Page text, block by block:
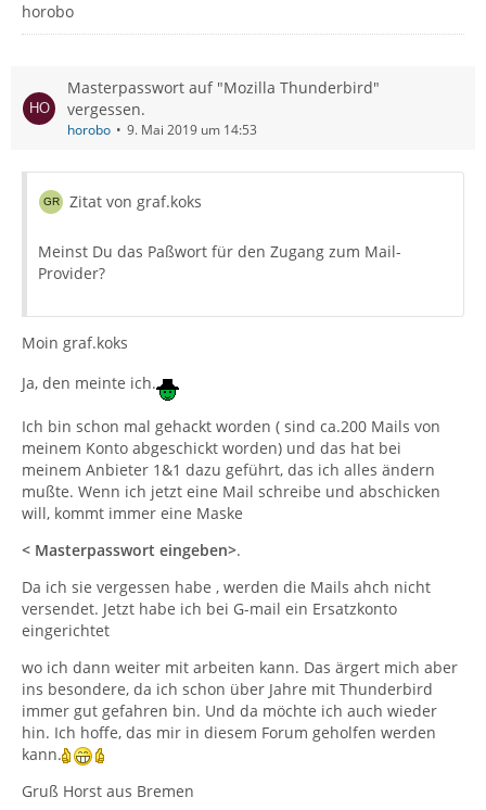
horobo
Masterpasswort auf "Mozilla Thunderbird"
vergessen.
horobo 9. Mai 2019 um 14:53
Zitat von graf.koks
Meinst Du das Paßwort für den Zugang zum Mail-
Provider?
Moin graf.koks
Ja, den meinte ich.
Ich bin schon mal gehackt worden ( sind ca.200 Mails von
meinem Konto abgeschickt worden) und das hat bei
meinem Anbieter 1&1 dazu geführt, das ich alles ändern
mußte. Wenn ich jetzt eine Mail schreibe und abschicken
will, kommt immer eine Maske
< Masterpasswort eingeben>.
Da ich sie vergessen habe , werden die Mails ahch nicht
versendet. Jetzt habe ich bei G-mail ein Ersatzkonto
eingerichtet
wo ich dann weiter mit arbeiten kann. Das ärgert mich aber
ins besondere, da ich schon über Jahre mit Thunderbird
immer gut gefahren bin. Und da möchte ich auch wieder
hin. Ich hoffe, das mir in diesem Forum geholfen werden
kann.
Gruß Horst aus Bremen